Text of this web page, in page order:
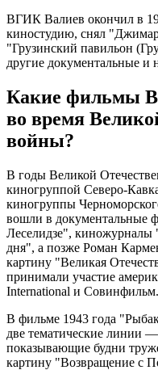
ВГИК Валиев окончил в
киностудию, снял
"Грузинский павильон
другие документальные
Какие фильмы
во время
войны?
В годы Великой
киногруппой Северо-
киногруппы
вошли в документальные
Леселидзе", киножурналы
дня", а позже Роман
картину "Великая
принимали участие
International и Совинфильм.
В фильме 1943 года
две тематические линии
показывающие будни
картину "Возвращение с